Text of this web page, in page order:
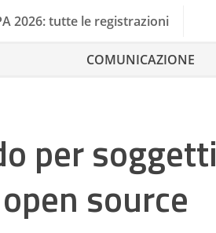
2026: tutte le registrazioni
COMUNICAZIONE
per soggetti
source